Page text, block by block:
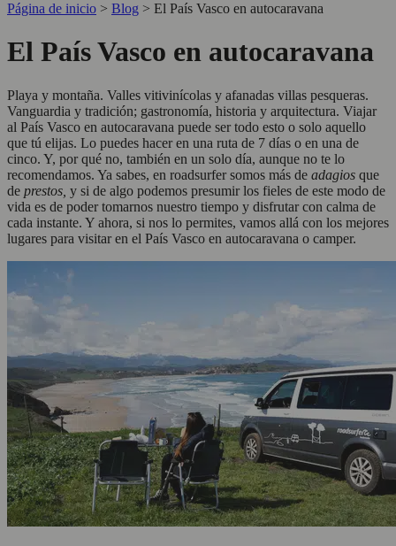
Página de inicio > Blog > El País Vasco en autocaravana
El País Vasco en autocaravana
Playa y montaña. Valles vitivinícolas y afanadas villas pesqueras.
Vanguardia y tradición; gastronomía, historia y arquitectura. Viajar
al País Vasco en autocaravana puede ser todo esto o solo aquello
que tú elijas. Lo puedes hacer en una ruta de 7 días o en una de
cinco. Y, por qué no, también en un solo día, aunque no te lo
recomendamos. Ya sabes, en roadsurfer somos más de adagios que
de prestos y si de algo podemos presumir los fieles de este modo de
vida es de poder tomarnos nuestro tiempo y disfrutar con calma de
cada instante. Y ahora, si nos lo permites, vamos allá con los mejores
lugares para visitar en el País Vasco en autocaravana o camper.